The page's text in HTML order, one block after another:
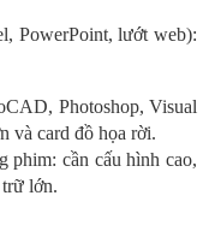
PowerPoint, lướt web):
Photoshop, Visual
và card đồ họa rời.
phim: cần cấu hình cao,
lớn.